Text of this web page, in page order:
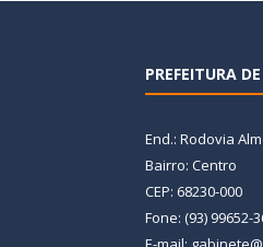
PREFEITURA
End.: Rodovia
Bairro: Centro
CEP: 68230-000
Fone: (93) 99652-